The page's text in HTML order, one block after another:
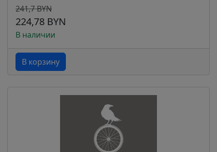
241,7 BYN
224,78 BYN
В наличии
В корзину